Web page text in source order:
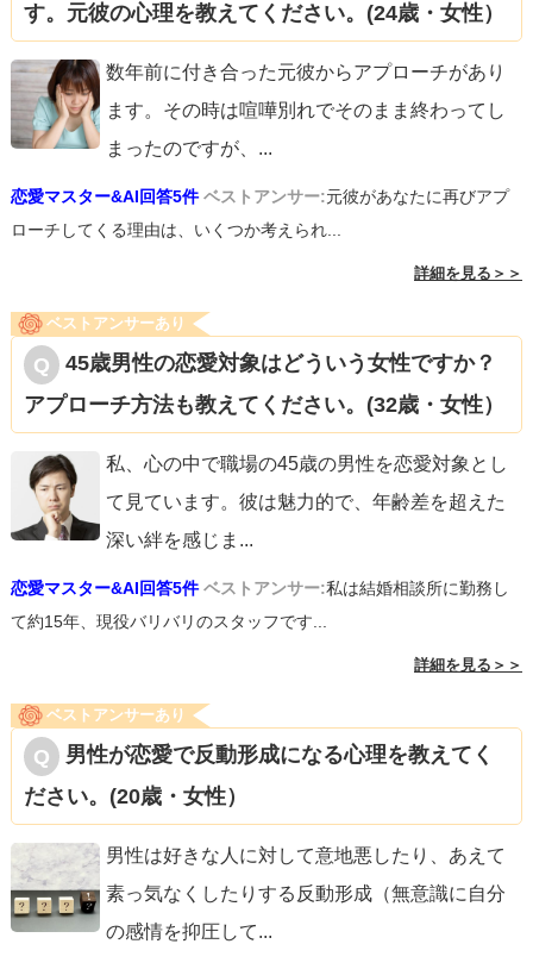
す。元彼の心理を教えてください。(24歳・女性）
数年前に付き合った元彼からアプローチがあり
ます。その時は喧嘩別れでそのまま終わってし
まったのですが、 ...
恋愛マスター&AI回答5件 ベストアンサー:元彼があなたに再びアプ
ローチしてくる理由は、いくつか考えられ...
詳細を見る＞＞
ベストアンサーあり
45歳男性の恋愛対象はどういう女性ですか？
アプローチ方法も教えてください。(32歳・女性）
私、心の中で職場の45歳の男性を恋愛対象とし
て見ています。彼は魅力的で、年齢差を超えた
深い絆を感じま ...
恋愛マスター&AI回答5件 ベストアンサー:私は結婚相談所に勤務し
て約15年、現役バリバリのスタッフです...
詳細を見る＞＞
ベストアンサーあり
男性が恋愛で反動形成になる心理を教えてく
ださい。(20歳・女性）
男性は好きな人に対して意地悪したり、あえて
素っ気なくしたりする反動形成（無意識に自分
の感情を抑圧して...